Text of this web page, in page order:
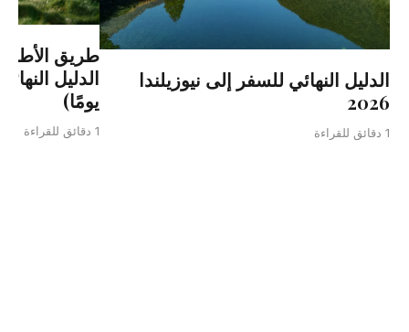
الدليل النهائي للسفر إلى نيوزيلندا
2026
1 دقائق للقراءة
طريق
يومًا)
1 دقائق للقراءة